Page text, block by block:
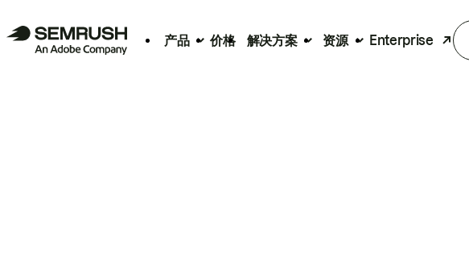
产品 价格 解决方案 资源 Enterprise